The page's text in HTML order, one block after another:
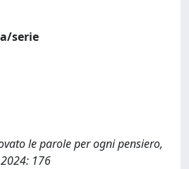
serie
le parole per ogni pensiero,
176